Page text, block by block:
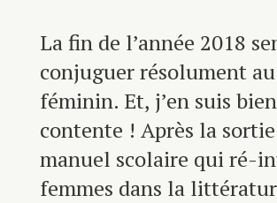
La fin de l’année 2018
conjuguer résolument au
féminin. Et, j’en suis bien
contente ! Après la
manuel scolaire qui ré-
femmes dans la